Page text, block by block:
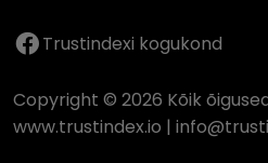
Trustindexi kogukond
Copyright © 2026 Kõik
www.trustindex.io |